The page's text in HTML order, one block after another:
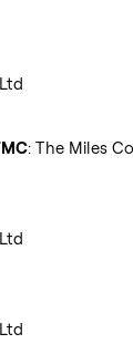
: The Miles